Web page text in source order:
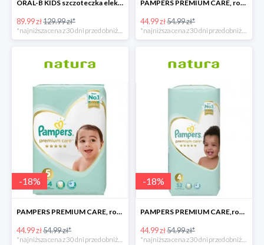
ORAL-B KIDS szczoteczka elektryczna
89.99 zł129.99 zł*
PAMPERS PREMIUM CARE, rozmiar 6, 38 pieluszki, 13kg+
44.99 zł54.99 zł*
-18%
PAMPERS PREMIUM CARE, rozmiar 5, 44 pieluszki, 11kg-16kg
44.99 zł54.99 zł*
*najniższa cena z 30 dni przed obniżką
-18%
PAMPERS PREMIUM CARE,rozmiar 4, 52 pieluszki 9kg-14kg
44.99 zł54.99 zł*
*najniższa cena z 30 dni przed obniżką